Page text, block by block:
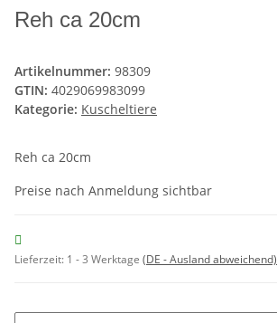
Reh ca 20cm
Artikelnummer: 98309
GTIN: 4029069983099
Kategorie: Kuscheltiere
Reh ca 20cm
Preise nach Anmeldung sichtbar
Lieferzeit: 1 - 3 Werktage (DE - Ausland abweichend)